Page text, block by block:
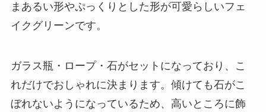
まあるい形やぷっくりとした形が可愛らしいフェ
イクグリーンです。
ガラス瓶・ロープ・石がセットになっており、こ
れだけでおしゃれに決まります。傾けても石がこ
ぼれないようになっているため、高いところに飾